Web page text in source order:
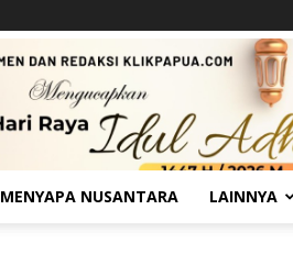
MENYAPA NUSANTARA LAINNYA